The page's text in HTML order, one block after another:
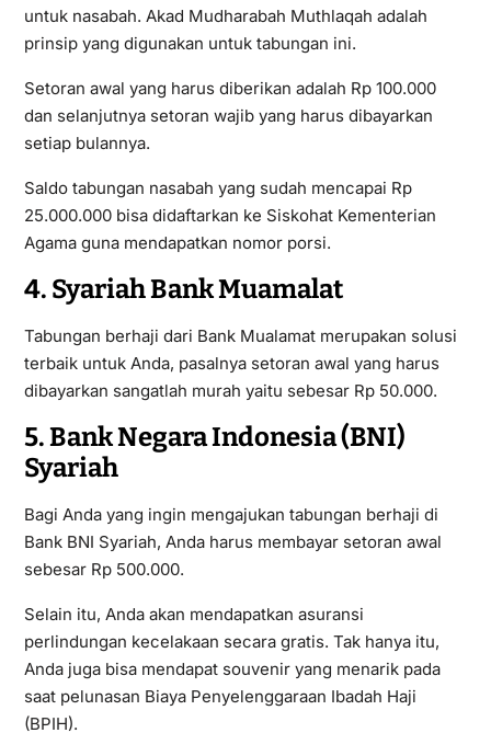
untuk nasabah. Akad Mudharabah Muthlaqah adalah
prinsip yang digunakan untuk tabungan ini.
Setoran awal yang harus diberikan adalah Rp 100.000
dan selanjutnya setoran wajib yang harus dibayarkan
setiap bulannya.
Saldo tabungan nasabah yang sudah mencapai Rp
25.000.000 bisa didaftarkan ke Siskohat Kementerian
Agama guna mendapatkan nomor porsi.
4. Syariah Bank Muamalat
Tabungan berhaji dari Bank Mualamat merupakan solusi
terbaik untuk Anda, pasalnya setoran awal yang harus
dibayarkan sangatlah murah yaitu sebesar Rp 50.000.
5. Bank Negara Indonesia (BNI)
Syariah
Bagi Anda yang ingin mengajukan tabungan berhaji di
Bank BNI Syariah, Anda harus membayar setoran awal
sebesar Rp 500.000.
Selain itu, Anda akan mendapatkan asuransi
perlindungan kecelakaan secara gratis. Tak hanya itu,
Anda juga bisa mendapat souvenir yang menarik pada
saat pelunasan Biaya Penyelenggaraan Ibadah Haji
(BPIH).